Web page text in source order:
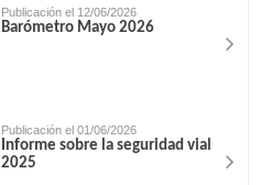
Publicación el 12/06/2026
Barómetro Mayo 2026
Publicación el 01/06/2026
Informe sobre la seguridad vial
2025